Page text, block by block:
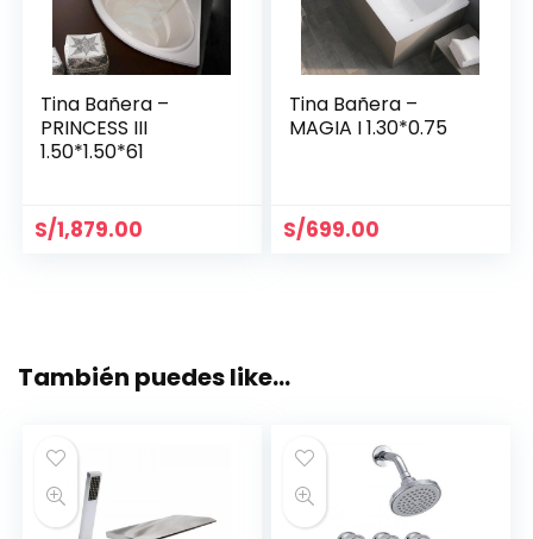
Tina Bañera –
PRINCESS III
1.50*1.50*61
S/1,879.00
Tina Bañera –
MAGIA I 1.30*0.75
S/699.00
También puedes like…